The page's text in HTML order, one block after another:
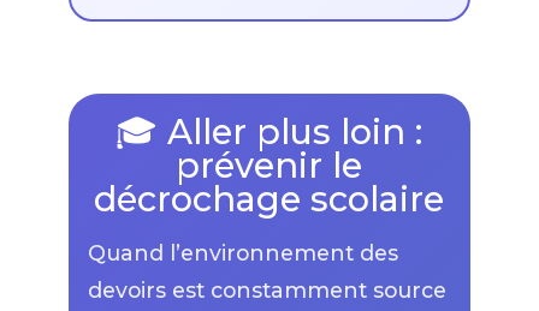
🎓 Aller plus loin :
prévenir le
décrochage scolaire
Quand l’environnement des
devoirs est constamment source